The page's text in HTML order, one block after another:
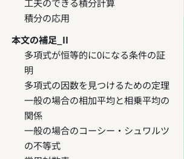
積分の応用
本文の補足_II
多項式が恒等的に0になる条件の証
明
多項式の因数を見つけるための定理
一般の場合の相加平均と相乗平均の
関係
一般の場合のコーシー・シュワルツ
の不等式